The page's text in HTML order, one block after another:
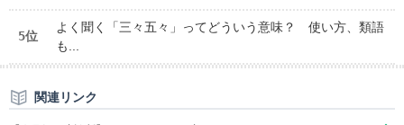
5位
よく聞く「三々五々」ってどういう意味？ 使い方、類語
も...
関連リンク